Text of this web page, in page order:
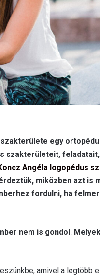
szakterülete egy
szakterületeit,
Angéla logopédus
miközben azt is
fordulni, ha
nem is gondol.
amivel a legtöbb